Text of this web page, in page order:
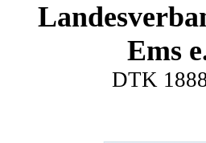
Ems
DTK